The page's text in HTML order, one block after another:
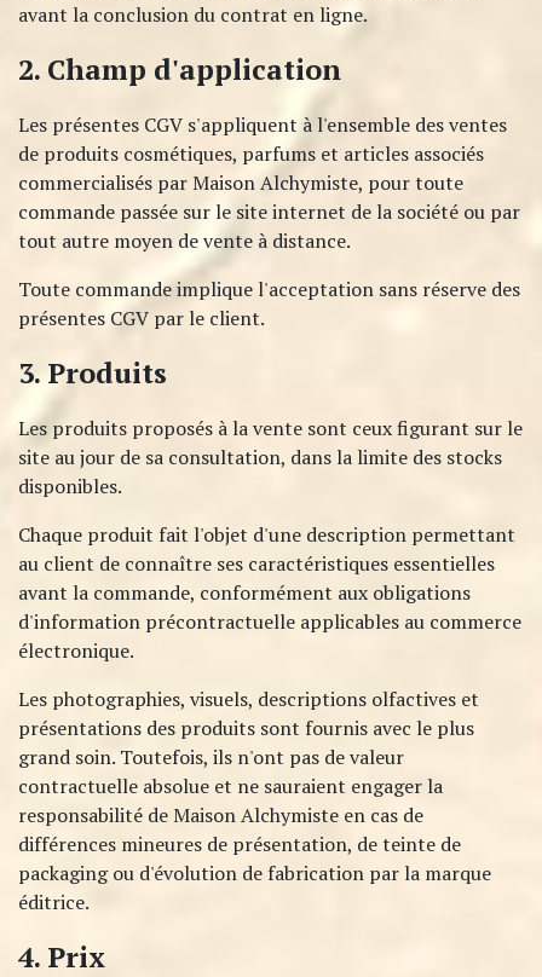
avant la conclusion du contrat en ligne.
2. Champ d'application
Les présentes CGV s'appliquent à l'ensemble des ventes
de produits cosmétiques, parfums et articles associés
commercialisés par Maison Alchymiste, pour toute
commande passée sur le site internet de la société ou par
tout autre moyen de vente à distance.
Toute commande implique l'acceptation sans réserve des
présentes CGV par le client.
3. Produits
Les produits proposés à la vente sont ceux figurant sur le
site au jour de sa consultation, dans la limite des stocks
disponibles.
Chaque produit fait l'objet d'une description permettant
au client de connaître ses caractéristiques essentielles
avant la commande, conformément aux obligations
d'information précontractuelle applicables au commerce
électronique.​
Les photographies, visuels, descriptions olfactives et
présentations des produits sont fournis avec le plus
grand soin. Toutefois, ils n'ont pas de valeur
contractuelle absolue et ne sauraient engager la
responsabilité de Maison Alchymiste en cas de
différences mineures de présentation, de teinte de
packaging ou d'évolution de fabrication par la marque
éditrice.
4. Prix